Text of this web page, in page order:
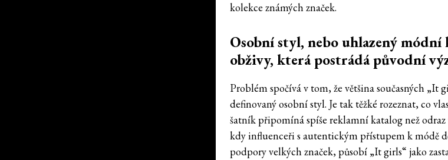
kolekce známých značek.
Osobní styl, nebo uhlazený módní
obživy, která postrádá původní
Problém spočívá v tom, že většina současných „It
definovaný osobní styl. Je tak těžké rozeznat, co
šatník připomíná spíše reklamní katalog než
kdy influenceři s autentickým přístupem k módě
podpory velkých značek, působí „It girls“ jako